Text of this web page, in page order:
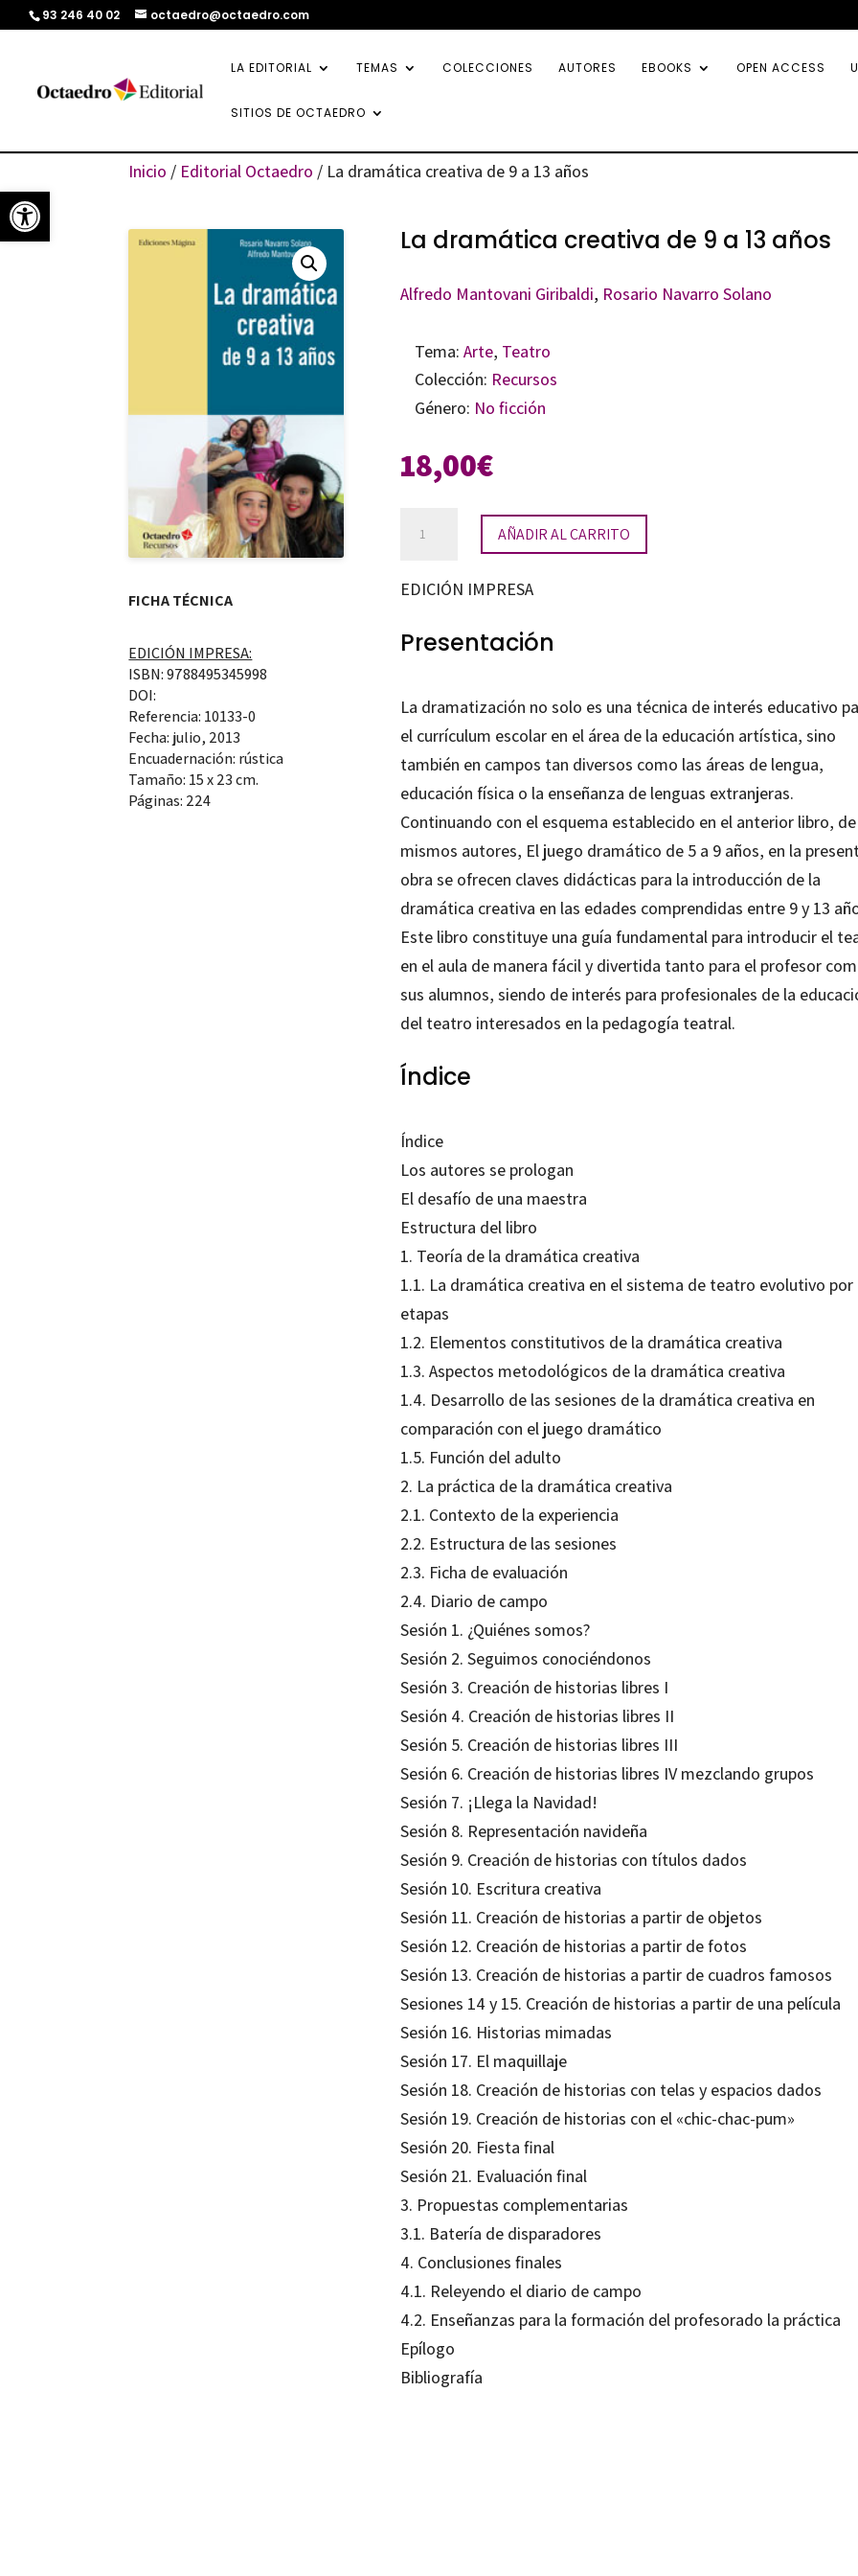
Abrir barra de herramientas
93 246 40 02 octaedro@octaedro.com
LA EDITORIAL TEMAS COLECCIONES AUTORES EBOOKS OPEN ACCESS
SITIOS DE OCTAEDRO
Inicio / Editorial Octaedro / La dramática creativa de 9 a 13 años
FICHA TÉCNICA
EDICIÓN IMPRESA:
ISBN: 9788495345998
DOI:
Referencia: 10133-0
Fecha: julio, 2013
Encuadernación: rústica
Tamaño: 15 x 23 cm.
Páginas: 224
La dramática creativa de 9 a 13 años
Alfredo Mantovani Giribaldi, Rosario Navarro Solano
Tema: Arte, Teatro
Colección: Recursos
Género: No ficción
18,00€
creativa
9
AÑADIR AL CARRITO
EDICIÓN IMPRESA
Presentación
La dramatización no solo es una técnica de interés educativo
el currículum escolar en el área de la educación artística, sino
también en campos tan diversos como las áreas de lengua,
educación física o la enseñanza de lenguas extranjeras.
Continuando con el esquema establecido en el anterior libro,
mismos autores, El juego dramático de 5 a 9 años, en la
obra se ofrecen claves didácticas para la introducción de la
dramática creativa en las edades comprendidas entre 9 y 13
Este libro constituye una guía fundamental para introducir el
en el aula de manera fácil y divertida tanto para el profesor
sus alumnos, siendo de interés para profesionales de la
del teatro interesados en la pedagogía teatral.
Índice
Índice
Los autores se prologan
El desafío de una maestra
Estructura del libro
1. Teoría de la dramática creativa
1.1. La dramática creativa en el sistema de teatro evolutivo por
etapas
1.2. Elementos constitutivos de la dramática creativa
1.3. Aspectos metodológicos de la dramática creativa
1.4. Desarrollo de las sesiones de la dramática creativa en
comparación con el juego dramático
1.5. Función del adulto
2. La práctica de la dramática creativa
2.1. Contexto de la experiencia
2.2. Estructura de las sesiones
2.3. Ficha de evaluación
2.4. Diario de campo
Sesión 1. ¿Quiénes somos?
Sesión 2. Seguimos conociéndonos
Sesión 3. Creación de historias libres I
Sesión 4. Creación de historias libres II
Sesión 5. Creación de historias libres III
Sesión 6. Creación de historias libres IV mezclando grupos
Sesión 7. ¡Llega la Navidad!
Sesión 8. Representación navideña
Sesión 9. Creación de historias con títulos dados
Sesión 10. Escritura creativa
Sesión 11. Creación de historias a partir de objetos
Sesión 12. Creación de historias a partir de fotos
Sesión 13. Creación de historias a partir de cuadros famosos
Sesiones 14 y 15. Creación de historias a partir de una película
Sesión 16. Historias mimadas
Sesión 17. El maquillaje
Sesión 18. Creación de historias con telas y espacios dados
Sesión 19. Creación de historias con el «chic-chac-pum»
Sesión 20. Fiesta final
Sesión 21. Evaluación final
3. Propuestas complementarias
3.1. Batería de disparadores
4. Conclusiones finales
4.1. Releyendo el diario de campo
4.2. Enseñanzas para la formación del profesorado la práctica
Epílogo
Bibliografía